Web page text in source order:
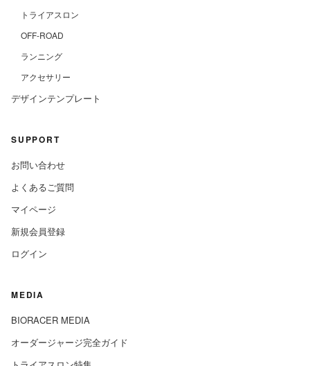
トライアスロン
OFF-ROAD
ランニング
アクセサリー
デザインテンプレート
SUPPORT
お問い合わせ
よくあるご質問
マイページ
新規会員登録
ログイン
MEDIA
BIORACER MEDIA
オーダージャージ完全ガイド